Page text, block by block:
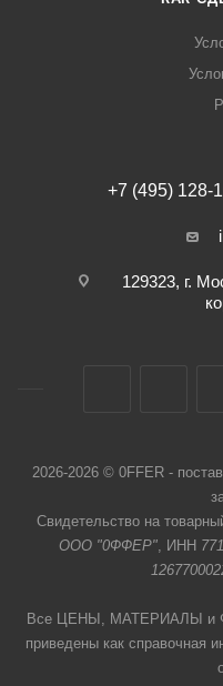
+7 (495) 128-
129323, г.
2026-2026 © 0FFER -
Свидетельство на
ООО "0ФФЕР", ИНН
Все ЦЕНЫ, МАТЕРИАЛЫ и
приведены как справочная